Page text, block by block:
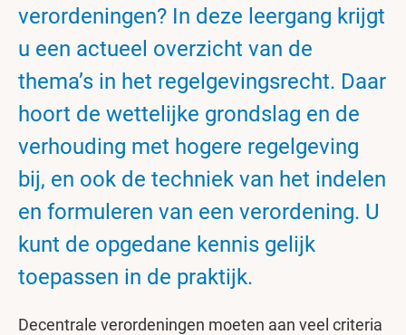
verordeningen? In deze leergang krijgt
u een actueel overzicht van de
thema’s in het regelgevingsrecht. Daar
hoort de wettelijke grondslag en de
verhouding met hogere regelgeving
bij, en ook de techniek van het indelen
en formuleren van een verordening. U
kunt de opgedane kennis gelijk
toepassen in de praktijk.
Decentrale verordeningen moeten aan veel criteria